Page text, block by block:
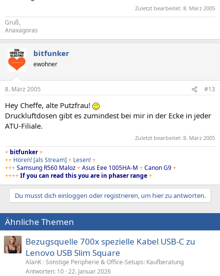
Zuletzt bearbeitet: 8. März 2005
Gruß,
Anaxagoras
bitfunker
ewohner
8. März 2005 #13
Hey Cheffe, alte Putzfrau!
Druckluftdosen gibt es zumindest bei mir in der Ecke in jeder
ATU-Filiale.
Zuletzt bearbeitet: 8. März 2005
+ bitfunker+
++ Hören! [als Stream] + Lesen!+
+++Samsung R560 Maloz+Asus Eee 1005HA-M +Canon G9+
++++If you can read this you are in phaser range+
Du musst dich einloggen oder registrieren, um hier zu antworten.
Ähnliche Themen
Bezugsquelle 700x spezielle Kabel USB-C zu
Lenovo USB Slim Square
AlanK Sonstige Peripherie & Office-Setups: Kaufberatung
Antworten 10 22. Januar 2026